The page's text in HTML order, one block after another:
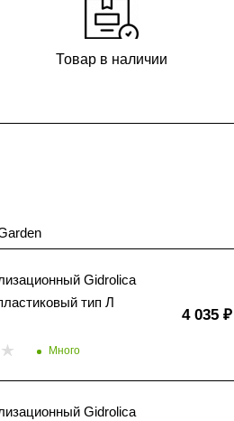
Товар в наличии
Gidrolica
тип Л
Много
4 035₽
Gidrolica